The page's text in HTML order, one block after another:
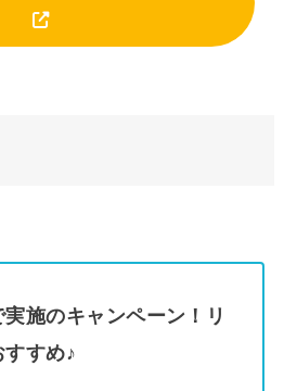
施のキャンペーン！リ
すすめ♪